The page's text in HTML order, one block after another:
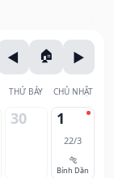
THỨ BẢY CHỦ NHẬT
30 1
22/3
🐅
Bính Dần